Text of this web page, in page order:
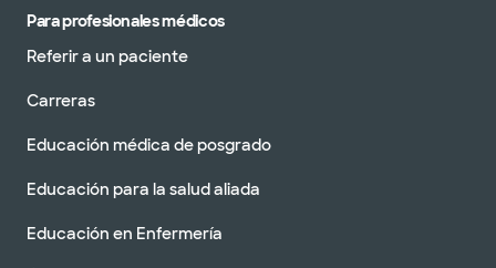
Para profesionales médicos
Referir a un paciente
Carreras
Educación médica de posgrado
Educación para la salud aliada
Educación en Enfermería